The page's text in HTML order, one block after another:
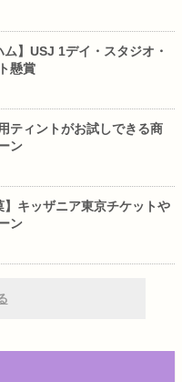
ム】USJ 1デイ・スタジオ・
懸賞
ティントがお試しできる商
ン
】キッザニア東京チケットや
ン